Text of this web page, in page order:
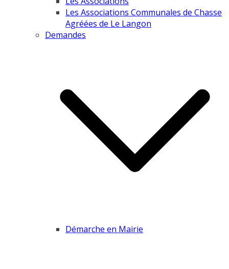
Les Associations Communales de Chasse
Agréées de Le Langon
Demandes
Démarche en Mairie